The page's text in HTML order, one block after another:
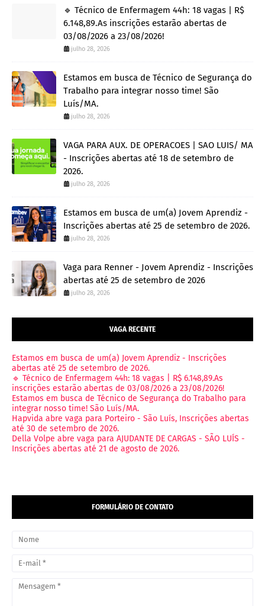
🔹 Técnico de Enfermagem 44h: 18 vagas | R$
6.148,89.As inscrições estarão abertas de
03/08/2026 a 23/08/2026!
julho 28, 2026
Estamos em busca de Técnico de Segurança do
Trabalho para integrar nosso time! São
Luís/MA.
julho 28, 2026
VAGA PARA AUX. DE OPERACOES | SAO LUIS/ MA
- Inscrições abertas até 18 de setembro de
2026.
julho 28, 2026
Estamos em busca de um(a) Jovem Aprendiz -
Inscrições abertas até 25 de setembro de 2026.
julho 28, 2026
Vaga para Renner - Jovem Aprendiz - Inscrições
abertas até 25 de setembro de 2026
julho 28, 2026
VAGA RECENTE
Estamos em busca de um(a) Jovem Aprendiz - Inscrições
abertas até 25 de setembro de 2026.
🔹 Técnico de Enfermagem 44h: 18 vagas | R$ 6.148,89.As
inscrições estarão abertas de 03/08/2026 a 23/08/2026!
Estamos em busca de Técnico de Segurança do Trabalho para
integrar nosso time! São Luís/MA.
Hapvida abre vaga para Porteiro - São Luís, Inscrições abertas
até 30 de setembro de 2026.
Della Volpe abre vaga para AJUDANTE DE CARGAS - SÃO LUÍS -
Inscrições abertas até 21 de agosto de 2026.
FORMULÁRIO DE CONTATO